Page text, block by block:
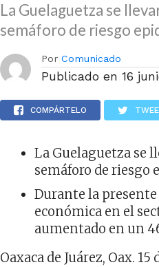
La Guelaguetza se
semáforo de riesgo
Por Comunicado
Publicado en 16
COMPÁRTELO
La Guelaguetza se
semáforo de
Durante la
económica en el
aumentado en un
Oaxaca de Juárez, Oax.